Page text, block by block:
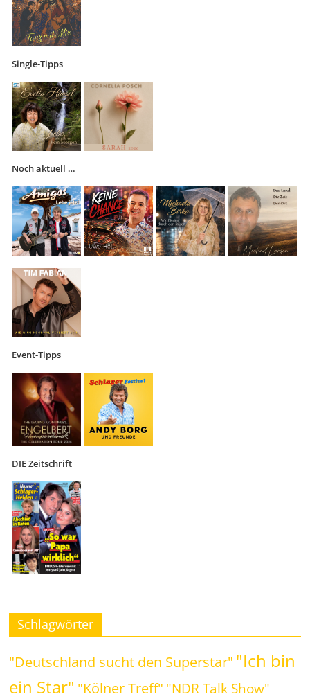
Single-Tipps
Noch aktuell …
Event-Tipps
DIE Zeitschrift
Schlagwörter
"Deutschland sucht den Superstar" "Ich bin
ein Star" "Kölner Treff" "NDR Talk Show"